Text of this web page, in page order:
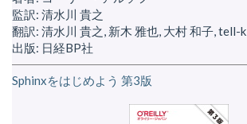
監訳: 清水川 貴之
翻訳: 清水川 貴之, 新木 雅也, 大村 和子, tell-k
出版: 日経BP社
Sphinxをはじめよう 第3版